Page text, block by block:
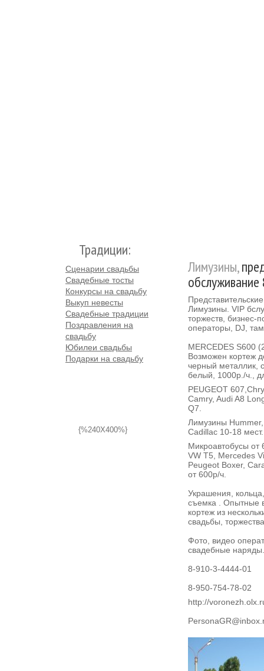
Традиции:
Сценарии свадьбы
Свадебные тосты
Конкурсы на свадьбу
Выкуп невесты
Свадебные традиции
Поздравления на
свадьбу
Юбилеи свадьбы
Подарки на свадьбу
{%240X400%}
Лимузины,
Лимузины. VIP
торжеств, бизнес-
операторы, DJ,
MERCEDES S600
Возможен кортеж
черный металлик,
белый, 1000р./ч.,
PEUGEOT
Camry, Audi A8
Q7.
Лимузины
Cadillac 10-18
Микроавтобусы от
VW T5, Mercedes
Peugeot Boxer,
от 600р/ч.
Украшения,
съемка . Опытные
кортеж из
свадьбы,
Фото, видео
свадебные наряды.
8-910-3-4444-01
8-950-754-78-02
http://